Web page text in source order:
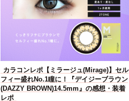
カラコンレポ【ミラージュ(Mirage)】セル
フィー盛れNo.1瞳に！『デイジーブラウン
(DAZZY BROWN)14.5mm』の感想・装着
レポ